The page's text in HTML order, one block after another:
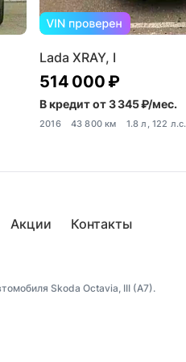
Lada XRAY, I
514 000 ₽
В кредит от 3 345 ₽/мес.
2016 43 800 км 1.8 л, 122 л.с.
Акции Контакты
Skoda Octavia, III (A7).